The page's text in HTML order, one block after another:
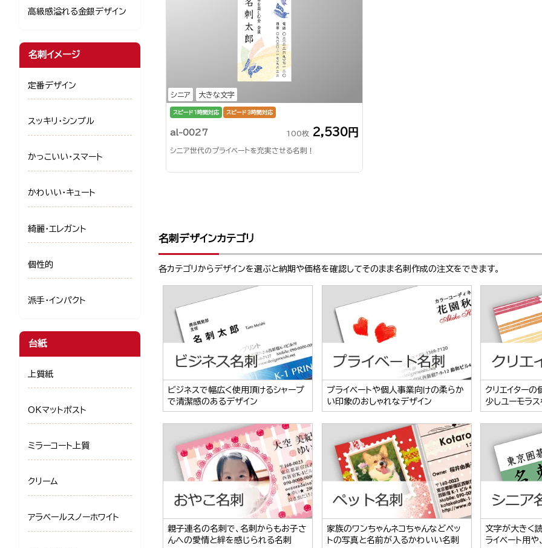
シニア 大きな文字
スピード1時間対応 スピード3時間対応
al-0027 100枚 2,530円
シニア世代のプライベートを充実させる名刺！
名刺デザインカテゴリ
各カテゴリからデザインを選ぶと納期や価格を確認してそのまま名刺作成の注文をできます。
ビジネスで幅広く使用頂けるシャープ
で清潔感のあるデザイン
プライベートや個人事業向けの柔らか
い印象のおしゃれなデザイン
クリエイターの
少しユーモラ
親子連名の名刺で、名刺からもお子さ
んへの愛情と絆を感じられる名刺
家族のワンちゃんネコちゃんなどペッ
トの写真と名前が入るかわいい名刺
文字が大きく
ライベート用や
高級感溢れる金銀デザイン
名刺イメージ
定番デザイン
スッキリ・シンプル
かっこいい・スマート
かわいい・キュート
綺麗・エレガント
個性的
派手・インパクト
台紙
上質紙
OKマットポスト
ミラーコート上質
クリーム
アラベールスノーホワイト